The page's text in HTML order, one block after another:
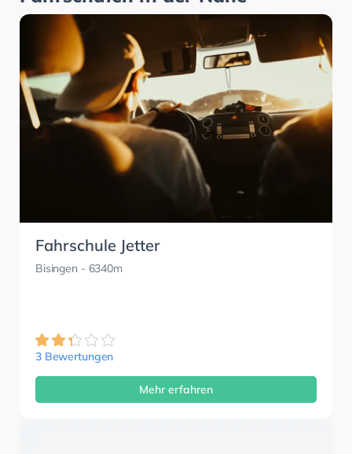
Fahrschule Jetter
Bisingen - 6340m
3 Bewertungen
Mehr erfahren